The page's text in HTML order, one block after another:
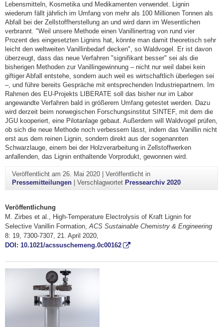
Lebensmitteln, Kosmetika und Medikamenten verwendet. Lignin
wiederum fällt jährlich im Umfang von mehr als 100 Millionen Tonnen als
Abfall bei der Zellstoffherstellung an und wird dann im Wesentlichen
verbrannt. "Weil unsere Methode einen Vanillinertrag von rund vier
Prozent des eingesetzten Lignins hat, könnte man damit theoretisch sehr
leicht den weltweiten Vanillinbedarf decken", so Waldvogel. Er ist davon
überzeugt, dass das neue Verfahren "signifikant besser" sei als die
bisherigen Methoden zur Vanillingewinnung – nicht nur weil dabei kein
giftiger Abfall entstehe, sondern auch weil es wirtschaftlich überlegen sei
–, und führe bereits Gespräche mit entsprechenden Industriepartnern. Im
Rahmen des EU-Projekts LIBERATE soll das bisher nur im Labor
angewandte Verfahren bald in größerem Umfang getestet werden. Dazu
wird derzeit beim norwegischen Forschungsinstitut SINTEF, mit dem die
JGU kooperiert, eine Pilotanlage gebaut. Außerdem will Waldvogel prüfen,
ob sich die neue Methode noch verbessern lässt, indem das Vanillin nicht
erst aus dem reinen Lignin, sondern direkt aus der sogenannten
Schwarzlauge, einem bei der Holzverarbeitung in Zellstoffwerken
anfallenden, das Lignin enthaltende Vorprodukt, gewonnen wird.
Veröffentlicht am 26. Mai 2020| Veröffentlicht in
Pressemitteilungen| Verschlagwortet Pressearchiv 2020
Veröffentlichung
M. Zirbes et al., High-Temperature Electrolysis of Kraft Lignin for
Selective Vanillin Formation,ACS Sustainable Chemistry & Engineering
8: 19, 7300-7307, 21. April 2020,
DOI: 10.1021/acssuschemeng.0c00162